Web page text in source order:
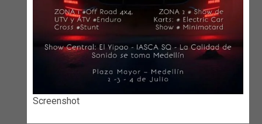
Screenshot